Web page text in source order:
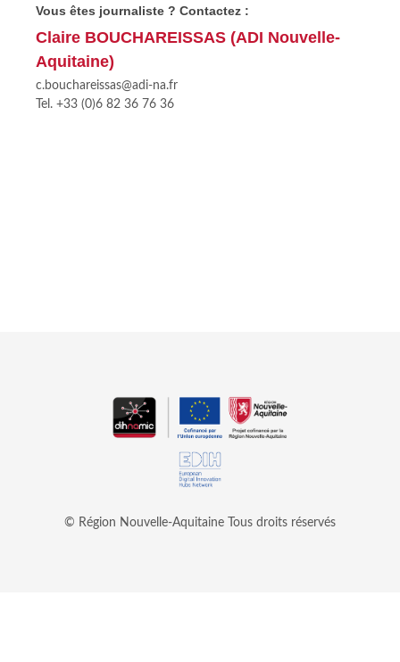
Vous êtes journaliste ? Contactez :
Claire BOUCHAREISSAS (ADI Nouvelle-
Aquitaine)
c.bouchareissas@adi-na.fr
Tel. +33 (0)6 82 36 76 36
© Région Nouvelle-Aquitaine Tous droits réservés